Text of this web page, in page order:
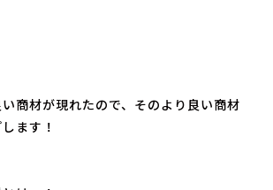
商材が現れたので、そのより良い商材
ます！